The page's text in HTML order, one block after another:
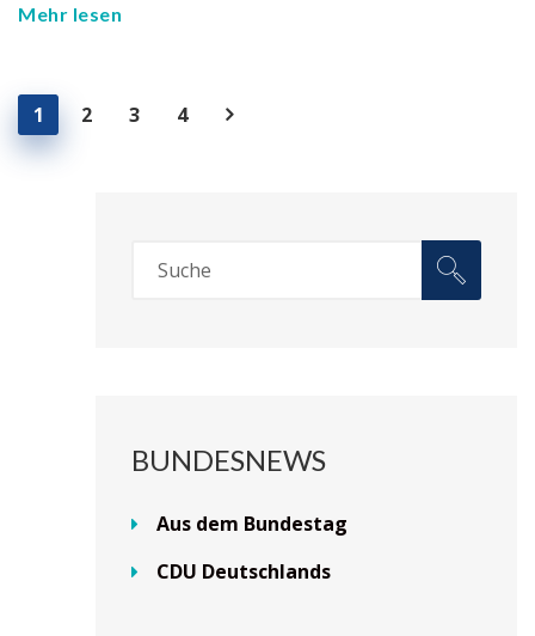
Mehr lesen
1 2 3 4
BUNDESNEWS
Aus dem Bundestag
CDU Deutschlands